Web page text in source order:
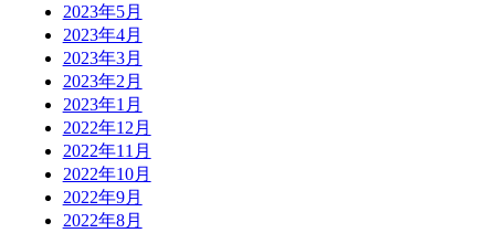
2023年5月
2023年4月
2023年3月
2023年2月
2023年1月
2022年12月
2022年11月
2022年10月
2022年9月
2022年8月